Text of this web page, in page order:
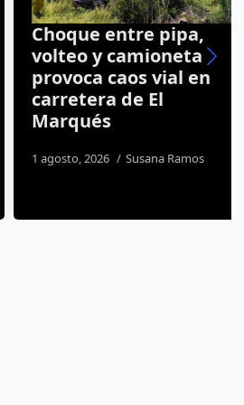
Choque entre pipa,
volteo y camioneta
provoca caos vial en
carretera de El
Marqués
1 agosto, 2026 Susana Ramos